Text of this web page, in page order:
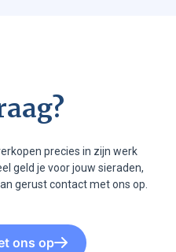
precies in zijn werk
geld je voor jouw sieraden,
gerust contact met ons op.
ons op